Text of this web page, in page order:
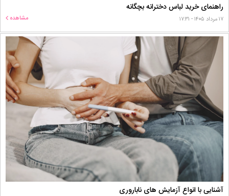
راهنمای خرید لباس دخترانه بچگانه
۱۷ مرداد ۱۴۰۵ - ۱۷:۳۱ مشاهده
آشنایی با انواع آزمایش های ناباروری